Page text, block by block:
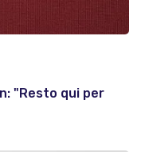
"Resto qui per